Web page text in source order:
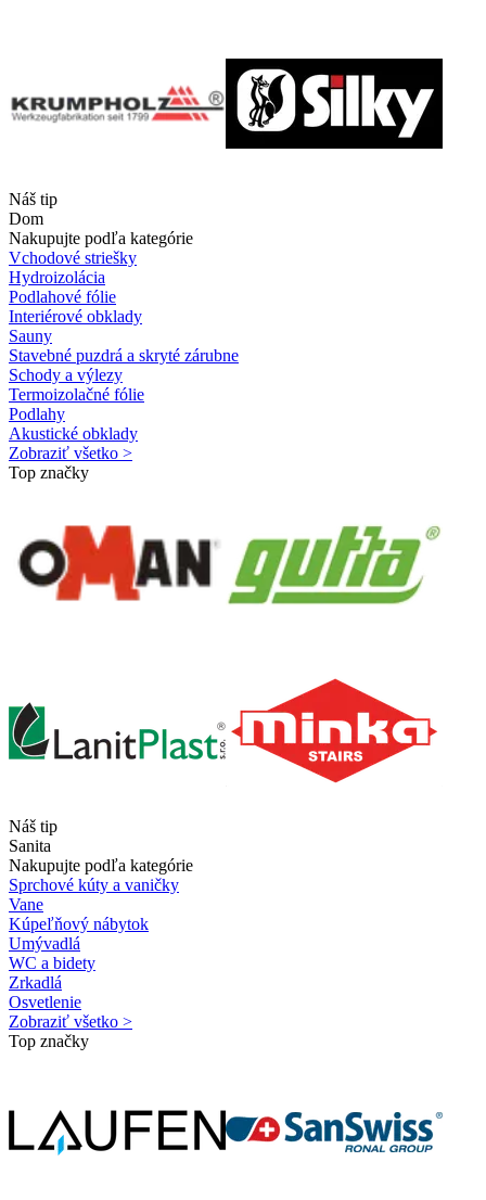
Náš tip
Dom
Nakupujte podľa kategórie
Vchodové striešky
Hydroizolácia
Podlahové fólie
Interiérové obklady
Sauny
Stavebné puzdrá a skryté zárubne
Schody a výlezy
Termoizolačné fólie
Podlahy
Akustické obklady
Zobraziť všetko >
Top značky
Náš tip
Sanita
Nakupujte podľa kategórie
Sprchové kúty a vaničky
Vane
Kúpeľňový nábytok
Umývadlá
WC a bidety
Zrkadlá
Osvetlenie
Zobraziť všetko >
Top značky